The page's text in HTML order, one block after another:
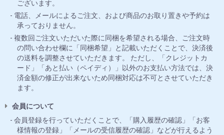
ございます。
電話、メールによるご注文、および商品のお取り置きや予約は
承っておりません。
複数回ご注文いただいた際に同梱を希望される場合、ご注文時
の問い合わせ欄に「同梱希望」と記載いただくことで、決済後
の送料を調整させていただきます。 ただし、「クレジットカ
ード」「あと払い（ペイディ）」以外のお支払い方法では、決
済金額の修正が出来ないため同梱対応は不可とさせていただき
ます。
会員について
会員登録を行っていただくことで、「購入履歴の確認」「お客
様情報の登録」「メールの受信履歴の確認」などが行えるよう